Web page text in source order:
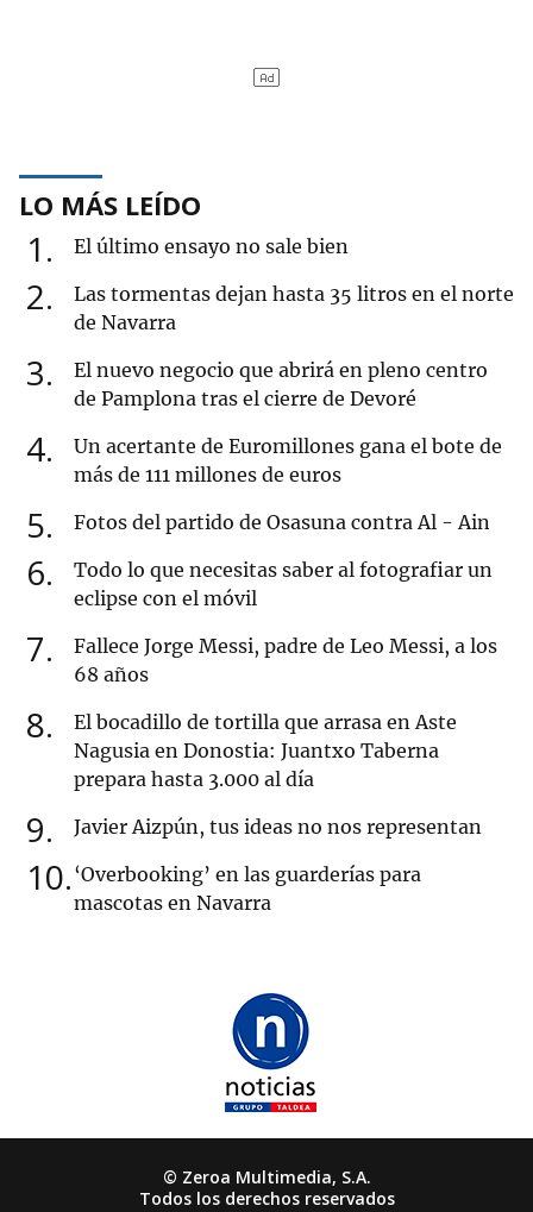
LO MÁS LEÍDO
1 El último ensayo no sale bien
2
Las tormentas dejan hasta 35 litros en el norte
de Navarra
3
El nuevo negocio que abrirá en pleno centro
de Pamplona tras el cierre de Devoré
4
Un acertante de Euromillones gana el bote de
más de 111 millones de euros
5 Fotos del partido de Osasuna contra Al - Ain
6
Todo lo que necesitas saber al fotografiar un
eclipse con el móvil
7
Fallece Jorge Messi, padre de Leo Messi, a los
68 años
8
El bocadillo de tortilla que arrasa en Aste
Nagusia en Donostia: Juantxo Taberna
prepara hasta 3.000 al día
9 Javier Aizpún, tus ideas no nos representan
10 ‘Overbooking’ en las guarderías para
mascotas en Navarra
© Zeroa Multimedia, S.A.
Todos los derechos reservados